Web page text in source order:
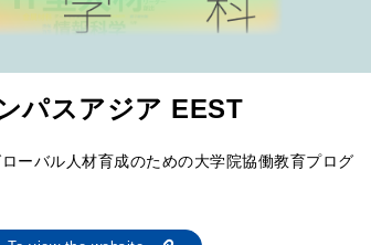
パスアジア EEST
ーバル人材育成のための大学院協働教育プログ